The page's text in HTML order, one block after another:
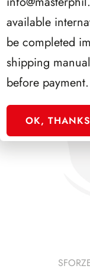
available
be completed
shipping
before payment.
OK,